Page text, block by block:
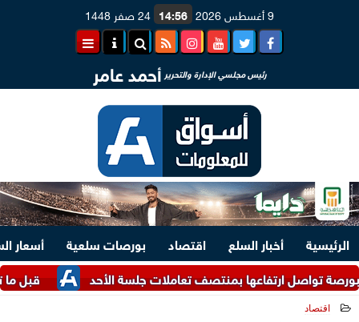
9 أغسطس 2026 14:56 24 صفر 1448
رئيس مجلسي الإدارة والتحرير أحمد عامر
الرئيسية أخبار السلع اقتصاد بورصات سلعية
أسعار
قبل ما تشتري.. اعرف
ارتفاعها بمنتصف تعاملات جلسة الأحد
اقتصاد